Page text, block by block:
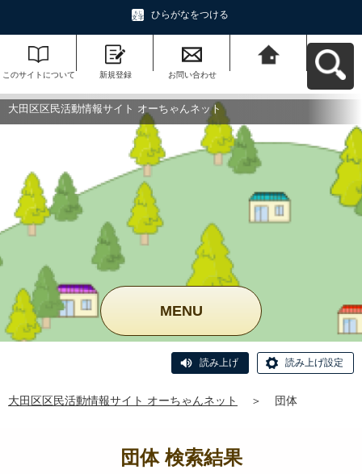
ひらがなをつける
このサイトについて 新規登録 お問い合わせ
ットへ戻る
大田区区民活動情報サイト オーちゃんネット
MENU
読み上げ 読み上げ設定
大田区区民活動情報サイト オーちゃんネット ＞ 団体
団体 検索結果